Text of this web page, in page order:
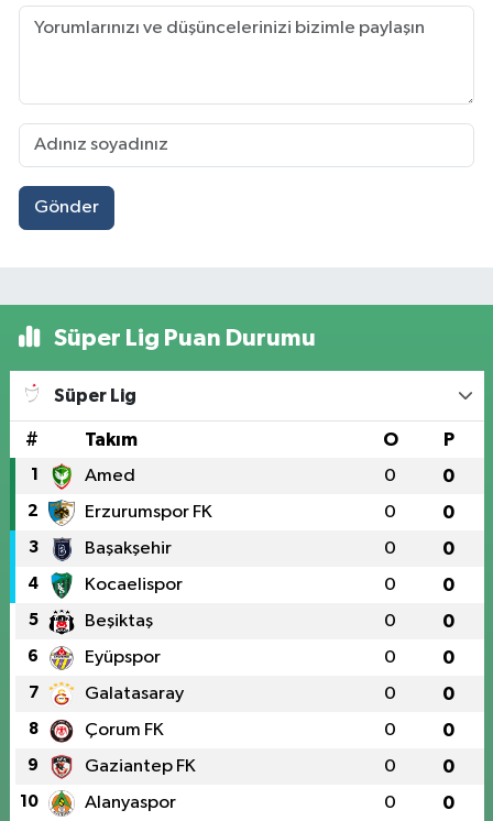
Gönder
Süper Lig Puan Durumu
Süper Lig
# Takım O P
1 Amed 0 0
2 Erzurumspor FK 0 0
3 Başakşehir 0 0
4 Kocaelispor 0 0
5 Beşiktaş 0 0
6 Eyüpspor 0 0
7 Galatasaray 0 0
8 Çorum FK 0 0
9 Gaziantep FK 0 0
10 Alanyaspor 0 0